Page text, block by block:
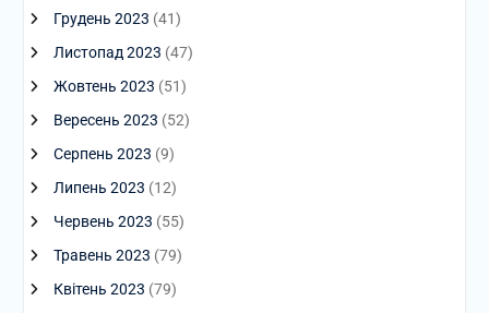
Грудень 2023 (41)
Листопад 2023 (47)
Жовтень 2023 (51)
Вересень 2023 (52)
Серпень 2023 (9)
Липень 2023 (12)
Червень 2023 (55)
Травень 2023 (79)
Квітень 2023 (79)